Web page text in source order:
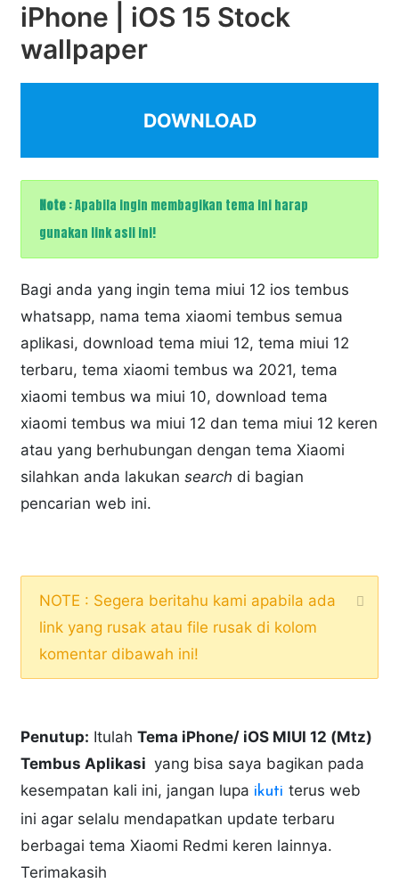
iPhone | iOS 15 Stock
wallpaper
DOWNLOAD
Note:Apabila ingin membagikan tema ini harap
gunakan link asli ini!
Bagi anda yang ingin tema miui 12 ios tembus
whatsapp, nama tema xiaomi tembus semua
aplikasi, download tema miui 12, tema miui 12
terbaru, tema xiaomi tembus wa 2021, tema
xiaomi tembus wa miui 10, download tema
xiaomi tembus wa miui 12 dan tema miui 12 keren
atau yang berhubungan dengan tema Xiaomi
silahkan anda lakukansearch di bagian
pencarian web ini.
NOTE : Segera beritahu kami apabila ada
link yang rusak atau file rusak di kolom
komentar dibawah ini!
Penutup: Itulah Tema iPhone/ iOS MIUI 12 (Mtz)
Tembus Aplikasi yang bisa saya bagikan pada
kesempatan kali ini, jangan lupa ikutiterus web
ini agar selalu mendapatkan update terbaru
berbagai tema Xiaomi Redmi keren lainnya.
Terimakasih